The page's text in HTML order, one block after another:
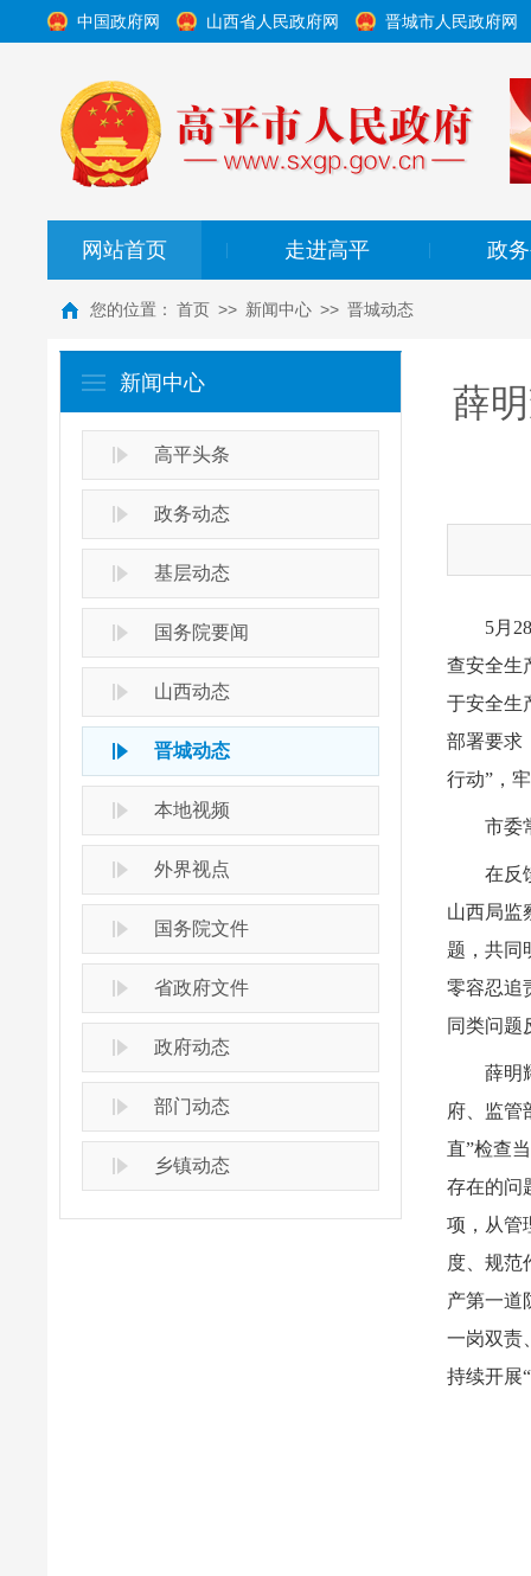
中国政府网 山西省人民政府网 晋城市人民政府网
网站首页 走进高平 政
您的位置： 首页 >> 新闻中心 >> 晋城动态
新闻中心
高平头条
政务动态
基层动态
国务院要闻
山西动态
晋城动态
本地视频
外界视点
国务院文件
省政府文件
政府动态
部门动态
乡镇动态
薛
5月
查安全生
于安全生
部署要求
行动”，
市委
在反
山西局监
题，共同
零容忍追
同类问题
薛明
府、监管
直”检查
存在的问
项，从管
度、规范
产第一道
一岗双责
持续开展